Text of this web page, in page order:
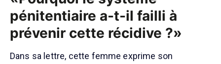
pénitentiaire a-t-il failli à
prévenir cette récidive ?»
Dans sa lettre, cette femme exprime son